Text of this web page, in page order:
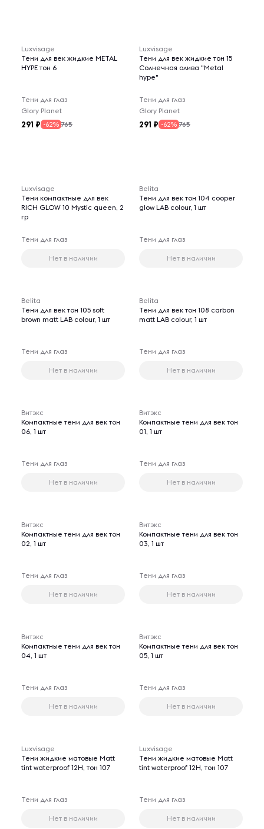
Luxvisage
Тени для век жидкие METAL
HYPE тон 6
Тени для глаз
Glory Planet
291 -62% 765
Luxvisage
Тени для век жидкие тон 15
Солнечная олива "Metal
hype"
Тени для глаз
Glory Planet
291 -62% 765
Luxvisage
Тени компактные для век
RICH GLOW 10 Mystic queen, 2
гр
Тени для глаз
Нет в наличии
Belita
Тени для век тон 104 cooper
glow LAB colour, 1 шт
Тени для глаз
Нет в наличии
Belita
Тени для век тон 105 soft
brown matt LAB colour, 1 шт
Тени для глаз
Нет в наличии
Belita
Тени для век тон 108 carbon
matt LAB colour, 1 шт
Тени для глаз
Нет в наличии
Витэкс
Компактные тени для век тон
06, 1 шт
Тени для глаз
Нет в наличии
Витэкс
Компактные тени для век тон
01, 1 шт
Тени для глаз
Нет в наличии
Витэкс
Компактные тени для век тон
02, 1 шт
Тени для глаз
Нет в наличии
Витэкс
Компактные тени для век тон
03, 1 шт
Тени для глаз
Нет в наличии
Витэкс
Компактные тени для век тон
04, 1 шт
Тени для глаз
Нет в наличии
Витэкс
Компактные тени для век тон
05, 1 шт
Тени для глаз
Нет в наличии
Luxvisage
Тени жидкие матовые Matt
tint waterproof 12H, тон 107
Тени для глаз
Нет в наличии
Luxvisage
Тени жидкие матовые Matt
tint waterproof 12H, тон 107
Тени для глаз
Нет в наличии